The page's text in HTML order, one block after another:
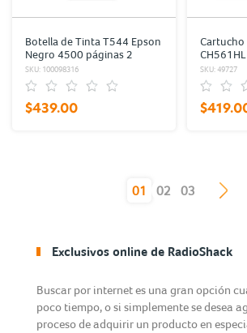
Botella de Tinta T544 Epson
Negro 4500 páginas 2
piezas
SKU: 100098316
$439.00
páginas
SKU: 49727
01
(current)02 03
Exclusivos online de RadioShack
Buscar por internet es una gran opción
poco tiempo, o si simplemente se desea
proceso de adquirir un producto en